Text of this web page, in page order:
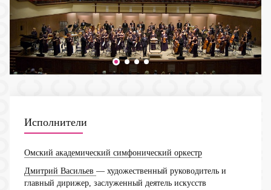
Исполнители
Омский академический симфонический оркестр
Дмитрий Васильев — художественный руководитель и
главный дирижер, заслуженный деятель искусств